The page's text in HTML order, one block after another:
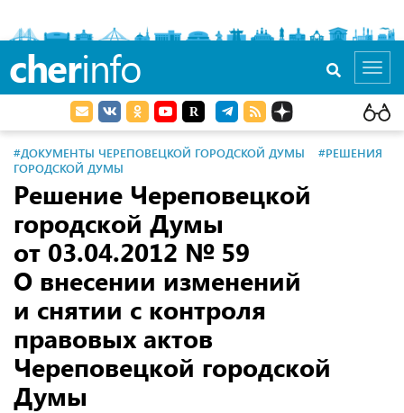
cherinfo
#ДОКУМЕНТЫ ЧЕРЕПОВЕЦКОЙ ГОРОДСКОЙ ДУМЫ
#РЕШЕНИЯ
ГОРОДСКОЙ ДУМЫ
Решение Череповецкой
городской Думы
от 03.04.2012 № 59
О внесении изменений
и снятии с контроля
правовых актов
Череповецкой городской
Думы